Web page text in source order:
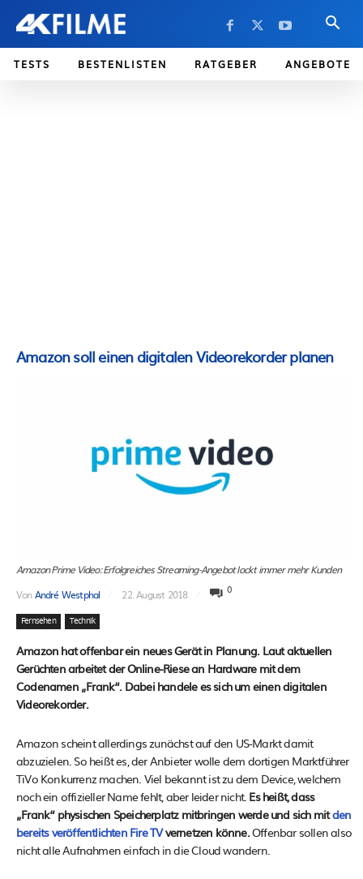
TESTS BESTENLISTEN RATGEBER ANGEBOTE
Amazon soll einen digitalen Videorekorder planen
Amazon Prime Video: Erfolgreiches Streaming-Angebot lockt immer mehr Kunden
VonAndré Westphal 22. August 2018 0
Fernsehen Technik
Amazon hat offenbar ein neues Gerät in Planung. Laut aktuellen
Gerüchten arbeitet der Online-Riese an Hardware mit dem
Codenamen „Frank“. Dabei handele es sich um einen digitalen
Videorekorder.
Amazon scheint allerdings zunächst auf den US-Markt damit
abzuzielen. So heißt es, der Anbieter wolle dem dortigen Marktführer
TiVo Konkurrenz machen. Viel bekannt ist zu dem Device, welchem
noch ein offizieller Name fehlt, aber leider nicht. Es heißt, dass
„Frank“ physischen Speicherplatz mitbringen werde und sich mitden
bereits veröffentlichten Fire TVvernetzen könne.Offenbar sollen also
nicht alle Aufnahmen einfach in die Cloud wandern.